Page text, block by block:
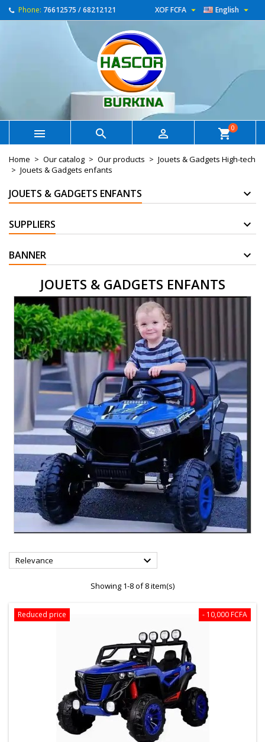
Phone: 76612575 / 68212121 English 
XOF FCFA 
   shopping_cart0
Home Our catalog Our products
Jouets & Gadgets High-tech
Jouets & Gadgets enfants
JOUETS & GADGETS ENFANTS
SUPPLIERS
BANNER
JOUETS & GADGETS ENFANTS
Relevance 
Showing 1-8 of 8 item(s)
- 10,000 FCFA
Reduced price